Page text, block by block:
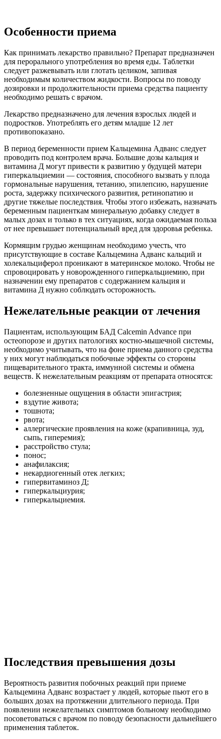
Особенности приема
Как принимать лекарство правильно? Препарат предназначен
для перорального употребления во время еды. Таблетки
следует разжевывать или глотать целиком, запивая
необходимым количеством жидкости. Вопросы по поводу
дозировки и продолжительности приема средства пациенту
необходимо решать с врачом.
Лекарство предназначено для лечения взрослых людей и
подростков. Употреблять его детям младше 12 лет
противопоказано.
В период беременности прием Кальцемина Адванс следует
проводить под контролем врача. Большие дозы кальция и
витамина Д могут привести к развитию у будущей матери
гиперкальциемии — состояния, способного вызвать у плода
гормональные нарушения, тетанию, эпилепсию, нарушение
роста, задержку психического развития, ретинопатию и
другие тяжелые последствия. Чтобы этого избежать, назначать
беременным пациенткам минеральную добавку следует в
малых дозах и только в тех ситуациях, когда ожидаемая польза
от нее превышает потенциальный вред для здоровья ребенка.
Кормящим грудью женщинам необходимо учесть, что
присутствующие в составе Кальцемина Адванс кальций и
холекальциферол проникают в материнское молоко. Чтобы не
спровоцировать у новорожденного гиперкальциемию, при
назначении ему препаратов с содержанием кальция и
витамина Д нужно соблюдать осторожность.
Нежелательные реакции от лечения
Пациентам, использующим БАД Calcemin Advance при
остеопорозе и других патологиях костно-мышечной системы,
необходимо учитывать, что на фоне приема данного средства
у них могут наблюдаться побочные эффекты со стороны
пищеварительного тракта, иммунной системы и обмена
веществ. К нежелательным реакциям от препарата относятся:
болезненные ощущения в области эпигастрия;
вздутие живота;
тошнота;
рвота;
аллергические проявления на коже (крапивница, зуд,
сыпь, гиперемия);
расстройство стула;
понос;
анафилаксия;
некардиогенный отек легких;
гипервитаминоз Д;
гиперкальциурия;
гиперкальциемия.
Последствия превышения дозы
Вероятность развития побочных реакций при приеме
Кальцемина Адванс возрастает у людей, которые пьют его в
больших дозах на протяжении длительного периода. При
появлении нежелательных симптомов больному необходимо
посоветоваться с врачом по поводу безопасности дальнейшего
применения таблеток.